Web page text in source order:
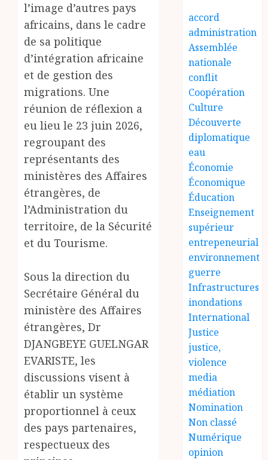
l’image d’autres pays
africains, dans le cadre
de sa politique
d’intégration africaine
et de gestion des
migrations. Une
réunion de réflexion a
eu lieu le 23 juin 2026,
regroupant des
représentants des
ministères des Affaires
étrangères, de
l’Administration du
territoire, de la Sécurité
et du Tourisme.
Sous la direction du
Secrétaire Général du
ministère des Affaires
étrangères, Dr
DJANGBEYE GUELNGAR
EVARISTE, les
discussions visent à
établir un système
proportionnel à ceux
des pays partenaires,
respectueux des
accord
administration
Assemblée
nationale
conflit
Coopération
Culture
Découverte
diplomatique
eau
Économie
Économique
Éducation
Enseignement
supérieur
entrepeneurial
environnement
guerre
Infrastructures
inondations
International
Justice
justice,
violence
media
médiation
Nomination
Non classé
Numérique
opinion